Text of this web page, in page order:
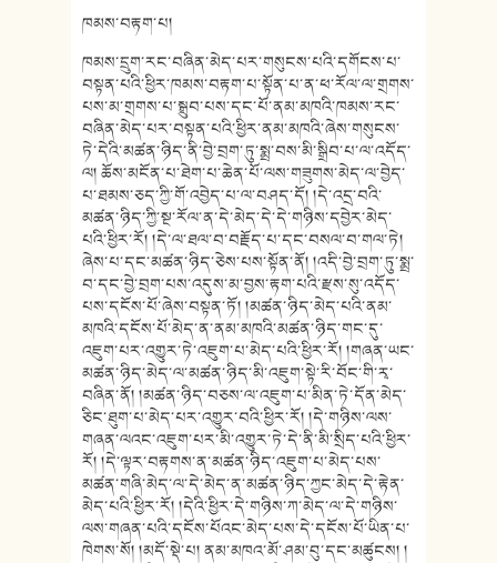
ཁམས་བརྟག་པ།
ཁམས་དྲུག་རང་བཞིན་མེད་པར་གསུངས་པའི་དགོངས་པ་
བསྟན་པའི་ཕྱིར་ཁམས་བརྟག་པ་སྟོན་པ་ན་ཕ་རོལ་ལ་གྲགས་
པས་མ་གྲགས་པ་སྒྲུབ་པས་དང་པོ་ནམ་མཁའི་ཁམས་རང་
བཞིན་མེད་པར་བསྟན་པའི་ཕྱིར་ནམ་མཁའི་ཞེས་གསུངས་
ཏེ་དེའི་མཚན་ཉིད་ནི་བྱེ་བྲག་ཏུ་སྨྲ་བས་མི་སྒྲིབ་པ་ལ་འདོད་
ལ། ཆོས་མངོན་པ་ཐེག་པ་ཆེན་པོ་ལས་གཟུགས་མེད་ལ་བྱེད་
པ་ཐམས་ཅད་ཀྱི་གོ་འབྱེད་པ་ལ་བཤད་དོ། །དེ་འདྲ་བའི་
མཚན་ཉིད་ཀྱི་སྔ་རོལ་ན་དེ་མེད་དེ་དེ་གཉིས་དབྱེར་མེད་
པའི་ཕྱིར་རོ། །དེ་ལ་ཐལ་བ་བརྗོད་པ་དང་བསལ་བ་གལ་ཏེ།
ཞེས་པ་དང་མཚན་ཉིད་ཅེས་པས་སྟོན་ནོ། །འདི་བྱེ་བྲག་ཏུ་སྨྲ་
བ་དང་བྱེ་བྲག་པས་འདུས་མ་བྱས་རྟག་པའི་རྫས་སུ་འདོད་
པས་དངོས་པོ་ཞེས་བསྟན་ཏོ། །མཚན་ཉིད་མེད་པའི་ནམ་
མཁའི་དངོས་པོ་མེད་ན་ནམ་མཁའི་མཚན་ཉིད་གང་དུ་
འཇུག་པར་འགྱུར་ཏེ་འཇུག་པ་མེད་པའི་ཕྱིར་རོ། །གཞན་ཡང་
མཚན་ཉིད་མེད་ལ་མཚན་ཉིད་མི་འཇུག་སྟེ་རི་བོང་གི་རྭ་
བཞིན་ནོ། །མཚན་ཉིད་བཅས་ལ་འཇུག་པ་མིན་ཏེ་དོན་མེད་
ཅིང་ཐུག་པ་མེད་པར་འགྱུར་བའི་ཕྱིར་རོ། །དེ་གཉིས་ལས་
གཞན་ལའང་འཇུག་པར་མི་འགྱུར་ཏེ་དེ་ནི་མི་སྲིད་པའི་ཕྱིར་
རོ། །དེ་ལྟར་བརྟགས་ན་མཚན་ཉིད་འཇུག་པ་མེད་པས་
མཚན་གཞི་མེད་ལ་དེ་མེད་ན་མཚན་ཉིད་ཀྱང་མེད་དེ་རྟེན་
མེད་པའི་ཕྱིར་རོ། །དེའི་ཕྱིར་དེ་གཉིས་ཀ་མེད་ལ་དེ་གཉིས་
ལས་གཞན་པའི་དངོས་པོའང་མེད་པས་དེ་དངོས་པོ་ཡིན་པ་
ཁེགས་སོ། །མདོ་སྡེ་པ། ནམ་མཁའ་མོ་ཤམ་བུ་དང་མཚུངས། །